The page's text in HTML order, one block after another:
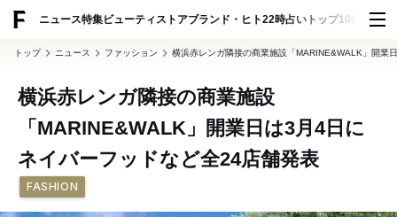
ニュース特集ビューティ ストアブランド・ヒト22時占い トップ100 スナッ
トップ ニュース ファッション 横浜赤レンガ隣接の商業施設「MARINE&WALK」開業
横浜赤レンガ隣接の商業施設
「MARINE&WALK」開業日は3月4日に
ネイバーフッドなど全24店舗発表
FASHION